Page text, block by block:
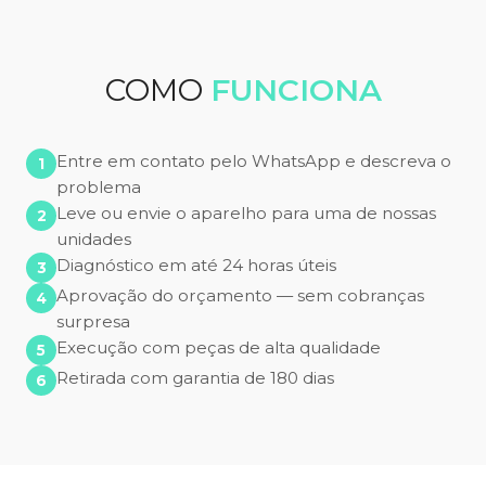
COMO FUNCIONA
Entre em contato pelo WhatsApp e descreva o
problema
Leve ou envie o aparelho para uma de nossas
unidades
Diagnóstico em até 24 horas úteis
Aprovação do orçamento — sem cobranças
surpresa
Execução com peças de alta qualidade
Retirada com garantia de 180 dias